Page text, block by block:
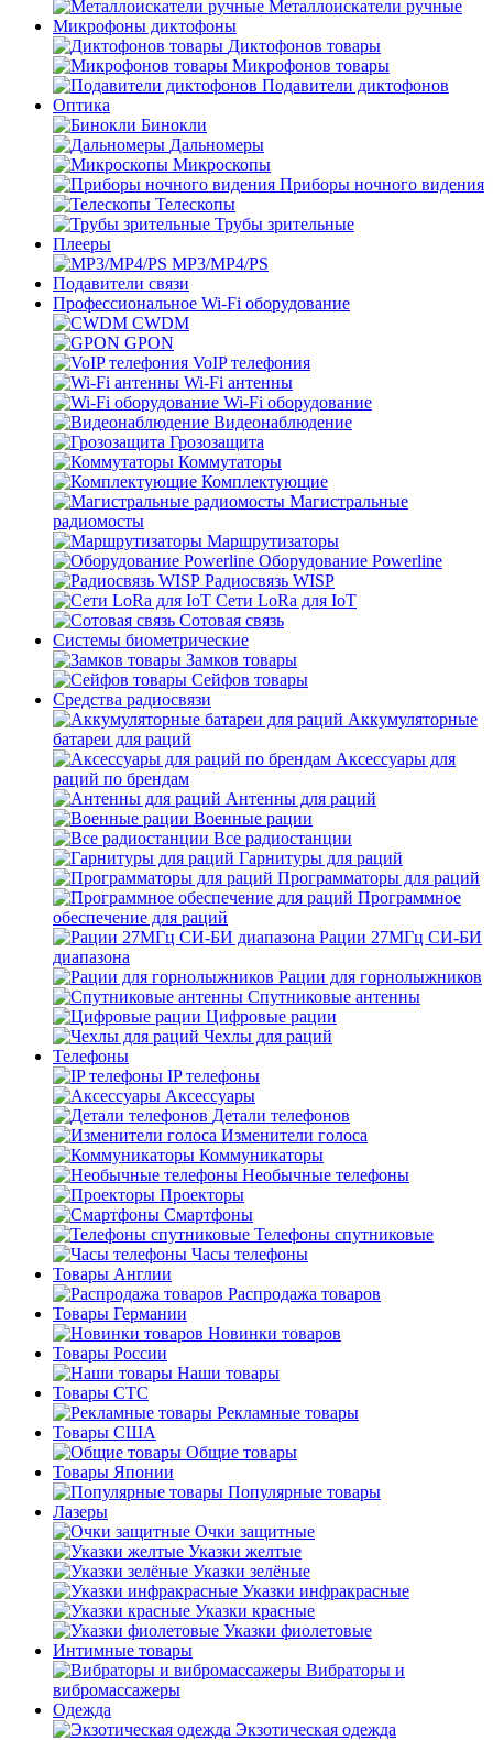
Металлоискатели ручные
Микрофоны диктофоны
Диктофонов товары
Микрофонов товары
Подавители диктофонов
Оптика
Бинокли
Дальномеры
Микроскопы
Приборы ночного видения
Телескопы
Трубы зрительные
Плееры
MP3/MP4/PS
Подавители связи
Профессиональное Wi-Fi оборудование
CWDM
GPON
VoIP телефония
Wi-Fi антенны
Wi-Fi оборудование
Видеонаблюдение
Грозозащита
Коммутаторы
Комплектующие
Магистральные
радиомосты
Маршрутизаторы
Оборудование Powerline
Радиосвязь WISP
Сети LoRa для IoT
Сотовая связь
Системы биометрические
Замков товары
Сейфов товары
Средства радиосвязи
Аккумуляторные
батареи для раций
Аксессуары для
раций по брендам
Антенны для раций
Военные рации
Все радиостанции
Гарнитуры для раций
Программаторы для раций
Программное
обеспечение для раций
Рации 27МГц СИ-БИ
диапазона
Рации для горнолыжников
Спутниковые антенны
Цифровые рации
Чехлы для раций
Телефоны
IP телефоны
Аксессуары
Детали телефонов
Изменители голоса
Коммуникаторы
Необычные телефоны
Проекторы
Смартфоны
Телефоны спутниковые
Часы телефоны
Товары Англии
Распродажа товаров
Товары Германии
Новинки товаров
Товары России
Наши товары
Товары СТС
Рекламные товары
Товары США
Общие товары
Товары Японии
Популярные товары
Лазеры
Очки защитные
Указки желтые
Указки зелёные
Указки инфракрасные
Указки красные
Указки фиолетовые
Интимные товары
Вибраторы и
вибромассажеры
Одежда
Экзотическая одежда